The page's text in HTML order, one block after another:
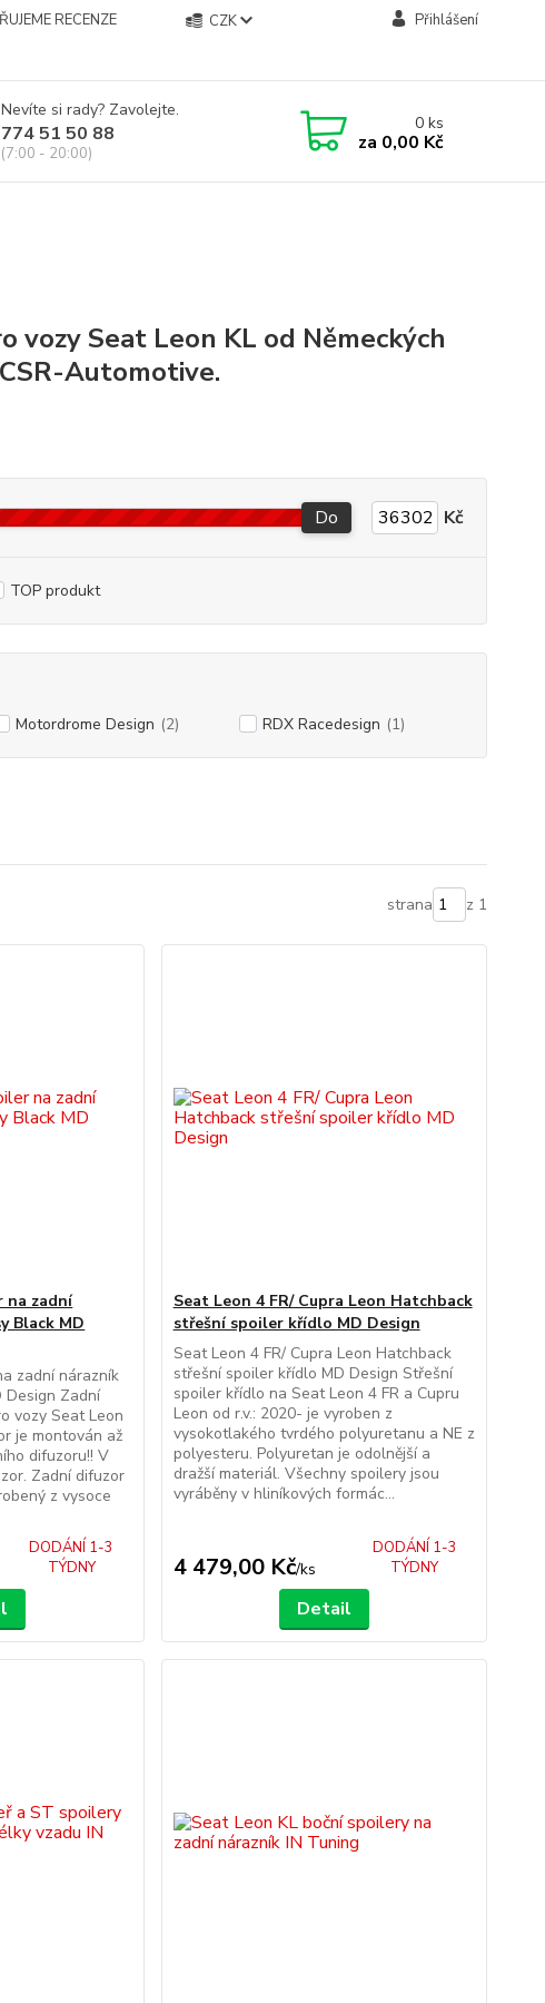
RECENZE
CZK Přihlášení
Nevíte si rady? Zavolejte.
774 51 50 88
(7:00 - 20:00)
0ks
za 0,00 Kč
Seat Leon KL od Německých
Automotive.
Do Kč
TOP produkt
Motordrome Design (2) RDX Racedesign (1)
strana z 1
na zadní
Black MD
zadní nárazník
Design Zadní
vozy Seat Leon
je montován až
difuzoru!! V
Zadní difuzor
z vysoce
DODÁNÍ 1-3
TÝDNY
Seat Leon 4 FR/ Cupra Leon Hatchback
střešní spoiler křídlo MD Design
Seat Leon 4 FR/ Cupra Leon Hatchback
střešní spoiler křídlo MD Design Střešní
spoiler křídlo na Seat Leon 4 FR a Cupru
Leon od r.v.: 2020- je vyroben z
vysokotlakého tvrdého polyuretanu a NE z
polyesteru. Polyuretan je odolnější a
dražší materiál. Všechny spoilery jsou
vyráběny v hliníkových formác...
4 479,00 Kč/ks
DODÁNÍ 1-3
TÝDNY
Detail